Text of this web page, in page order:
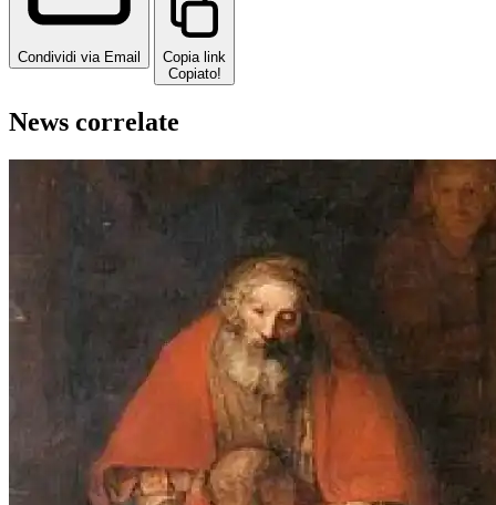
Condividi via Email
Copia link
Copiato!
News correlate